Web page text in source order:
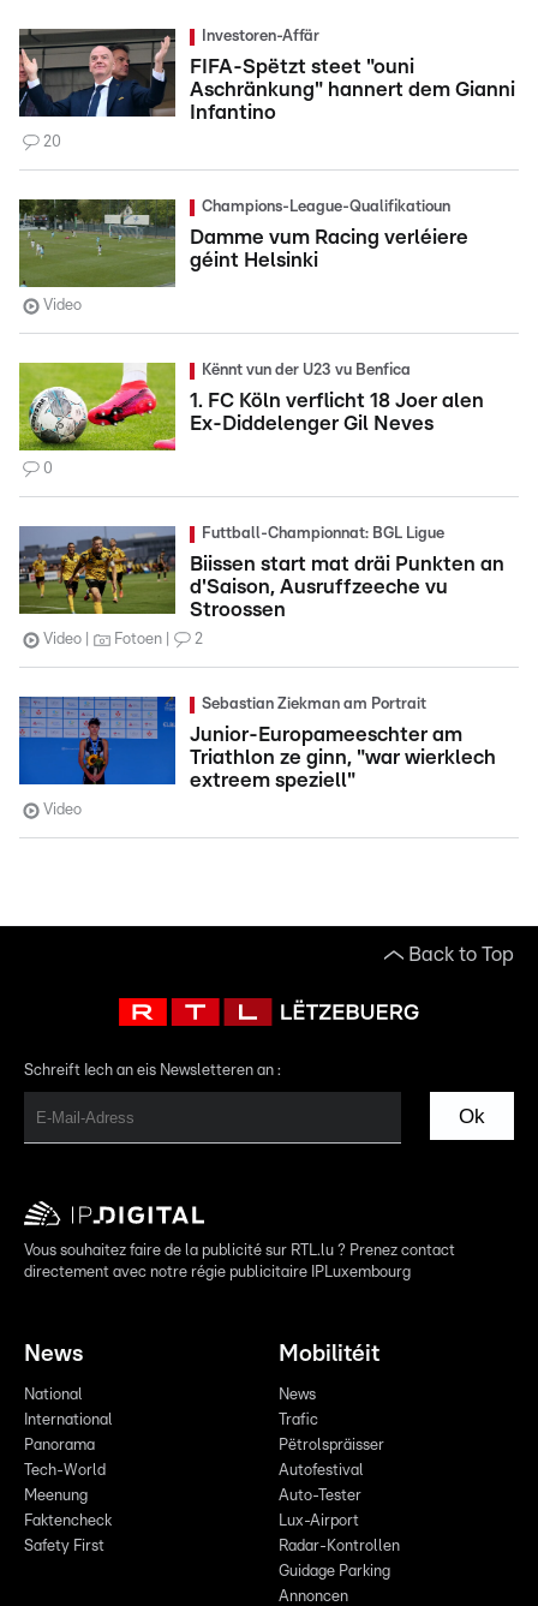
Investoren-Affär
FIFA-Spëtzt steet "ouni
Aschränkung" hannert dem Gianni
Infantino
20
Champions-League-Qualifikatioun
Damme vum Racing verléiere
géint Helsinki
Video
Kënnt vun der U23 vu Benfica
1. FC Köln verflicht 18 Joer alen
Ex-Diddelenger Gil Neves
0
Futtball-Championnat: BGL Ligue
Biissen start mat dräi Punkten an
d'Saison, Ausruffzeeche vu
Stroossen
Video Fotoen 2
Sebastian Ziekman am Portrait
Junior-Europameeschter am
Triathlon ze ginn, "war wierklech
extreem speziell"
Video
Back to Top
Schreift Iech an eis Newsletteren an :
Ok
Vous souhaitez faire de la publicité sur RTL.lu ? Prenez contact
directement avec notre régie publicitaire IPLuxembourg
News
National
International
Panorama
Tech-World
Meenung
Faktencheck
Safety First
Mobilitéit
News
Trafic
Pëtrolspräisser
Autofestival
Auto-Tester
Lux-Airport
Radar-Kontrollen
Guidage Parking
Annoncen